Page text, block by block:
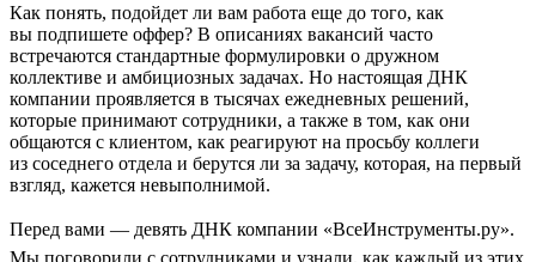
Как понять, подойдет ли вам работа еще до того, как
вы подпишете оффер? В описаниях вакансий часто
встречаются стандартные формулировки о дружном
коллективе и амбициозных задачах. Но настоящая ДНК
компании проявляется в тысячах ежедневных решений,
которые принимают сотрудники, а также в том, как они
общаются с клиентом, как реагируют на просьбу коллеги
из соседнего отдела и берутся ли за задачу, которая, на первый
взгляд, кажется невыполнимой.
Перед вами — девять ДНК компании «ВсеИнструменты.ру».
Мы поговорили с сотрудниками и узнали, как каждый из этих